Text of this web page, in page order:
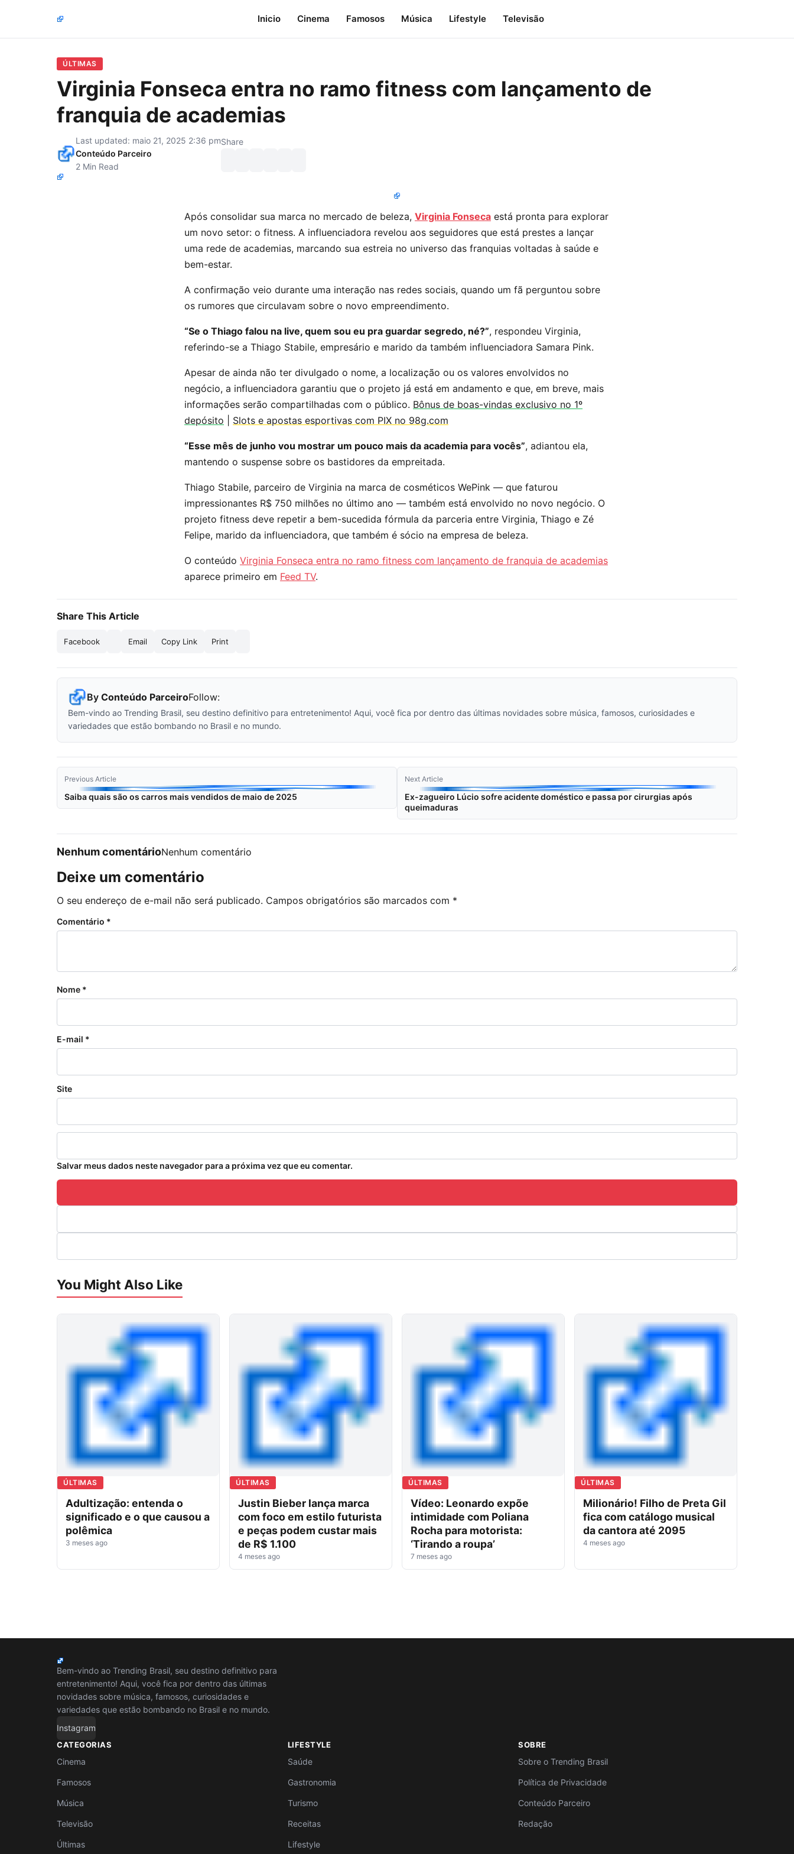
Inicio Cinema Famosos Música Lifestyle Televisão
ÚLTIMAS
Virginia Fonseca entra no ramo fitness com lançamento de
franquia de academias
Last updated: maio 21, 2025 2:36 pm
Conteúdo Parceiro
2 Min Read
Share
Após consolidar sua marca no mercado de beleza, Virginia Fonseca está pronta para explorar
um novo setor: o fitness. A influenciadora revelou aos seguidores que está prestes a lançar
uma rede de academias, marcando sua estreia no universo das franquias voltadas à saúde e
bem-estar.
A confirmação veio durante uma interação nas redes sociais, quando um fã perguntou sobre
os rumores que circulavam sobre o novo empreendimento.
“Se o Thiago falou na live, quem sou eu pra guardar segredo, né?”, respondeu Virginia,
referindo-se a Thiago Stabile, empresário e marido da também influenciadora Samara Pink.
Apesar de ainda não ter divulgado o nome, a localização ou os valores envolvidos no
negócio, a influenciadora garantiu que o projeto já está em andamento e que, em breve, mais
informações serão compartilhadas com o público. Bônus de boas-vindas exclusivo no 1º
depósito
Slots e apostas esportivas com PIX no 98g.com
“Esse mês de junho vou mostrar um pouco mais da academia para vocês”, adiantou ela,
mantendo o suspense sobre os bastidores da empreitada.
Thiago Stabile, parceiro de Virginia na marca de cosméticos WePink — que faturou
impressionantes R$ 750 milhões no último ano — também está envolvido no novo negócio. O
projeto fitness deve repetir a bem-sucedida fórmula da parceria entre Virginia, Thiago e Zé
Felipe, marido da influenciadora, que também é sócio na empresa de beleza.
O conteúdo Virginia Fonseca entra no ramo fitness com lançamento de franquia de academias
aparece primeiro em Feed TV.
Share This Article
Facebook Email Copy Link Print
By Conteúdo ParceiroFollow:
Bem-vindo ao Trending Brasil, seu destino definitivo para entretenimento! Aqui, você fica por dentro das últimas novidades sobre música, famosos, curiosidades e
variedades que estão bombando no Brasil e no mundo.
Previous Article
Saiba quais são os carros mais vendidos de maio de 2025
Next Article
Ex-zagueiro Lúcio sofre acidente doméstico e passa por cirurgias após
queimaduras
Nenhum comentárioNenhum comentário
Deixe um comentário
O seu endereço de e-mail não será publicado. Campos obrigatórios são marcados com *
Comentário *
Nome *
E-mail *
Site
Salvar meus dados neste navegador para a próxima vez que eu comentar.
You Might Also Like
ÚLTIMAS
Adultização: entenda o
significado e o que causou a
polêmica
3 meses ago
ÚLTIMAS
Justin Bieber lança marca
com foco em estilo futurista
e peças podem custar mais
de R$ 1.100
4 meses ago
ÚLTIMAS
Vídeo: Leonardo expõe
intimidade com Poliana
Rocha para motorista:
‘Tirando a roupa’
7 meses ago
ÚLTIMAS
Milionário! Filho de Preta Gil
fica com catálogo musical
da cantora até 2095
4 meses ago
Bem-vindo ao Trending Brasil, seu destino definitivo para
entretenimento! Aqui, você fica por dentro das últimas
novidades sobre música, famosos, curiosidades e
variedades que estão bombando no Brasil e no mundo.
Instagram
CATEGORIAS
Cinema
Famosos
Música
Televisão
Últimas
LIFESTYLE
Saúde
Gastronomia
Turismo
Receitas
Lifestyle
SOBRE
Sobre o Trending Brasil
Política de Privacidade
Conteúdo Parceiro
Redação